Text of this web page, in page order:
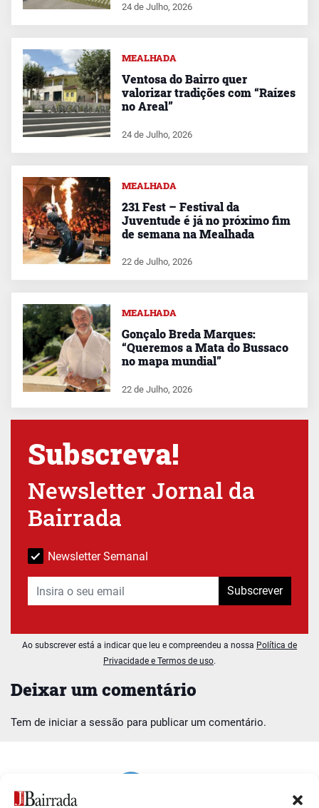
Deixar um comentário
Tem de iniciar a sessão para publicar um comentário.
24 de Julho, 2026
MEALHADA
Ventosa do Bairro quer
valorizar tradições com “Raízes
no Areal”
24 de Julho, 2026
MEALHADA
231 Fest – Festival da
Juventude é já no próximo fim
de semana na Mealhada
22 de Julho, 2026
MEALHADA
Gonçalo Breda Marques:
“Queremos a Mata do Bussaco
no mapa mundial”
22 de Julho, 2026
Subscreva!
Newsletter Jornal da
Bairrada
Newsletter Semanal
Subscrever
Ao subscrever está a indicar que leu e compreendeu a nossa Política de
Privacidade e Termos de uso.